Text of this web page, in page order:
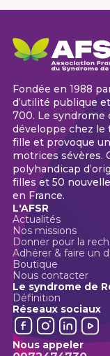
Fondée en 1988
d’utilité publique
700. Le syndrome
développe chez
fille et provoque
motrices sévères.
polyhandicap
filles et 50
en France.
L'AFSR
Actualités
Nos missions
Donner pour la
Adhérer & faire un
Boutique
Nous contacter
Le syndrome de
Définition
Réseaux sociaux
Nous appeler